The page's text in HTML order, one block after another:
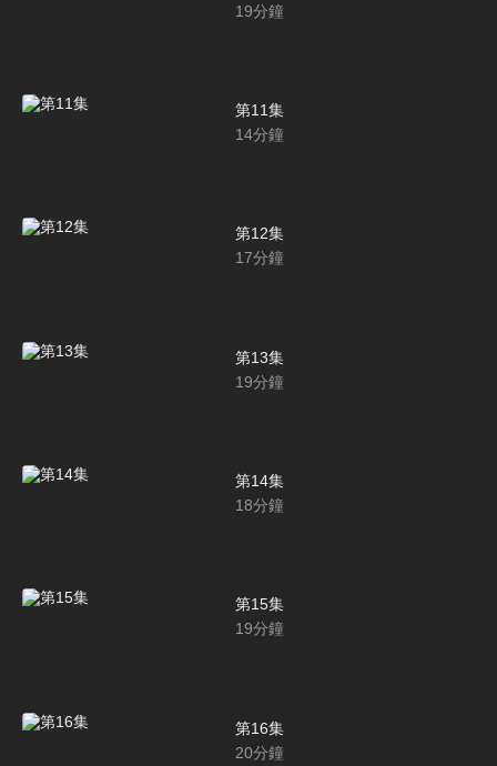
19分鐘
第11集
14分鐘
第12集
17分鐘
第13集
19分鐘
第14集
18分鐘
第15集
19分鐘
第16集
20分鐘